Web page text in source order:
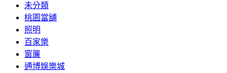
未分類
桃園當舖
照明
百家樂
窗簾
通博娛樂城